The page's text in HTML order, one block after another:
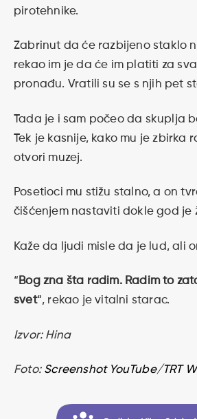
pirotehnike.
Zabrinut da će razbijeno staklo
rekao im je da će im platiti za
pronađu. Vratili su se s njih pet
Tada je i sam počeo da skuplja
Tek je kasnije, kako mu je zbirka
otvori muzej.
Posetioci mu stižu stalno, a on
čišćenjem nastaviti dokle god je
Kaže da ljudi misle da je lud, ali
“ Bog zna šta radim. Radim to
svet“, rekao je vitalni starac.
Izvor: Hina
Foto: Screenshot YouTube/TRT